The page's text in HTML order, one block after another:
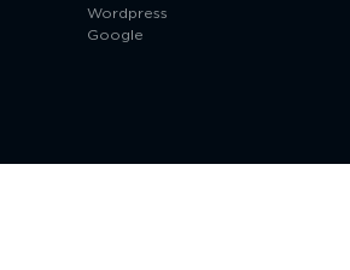
Wordpress
Google